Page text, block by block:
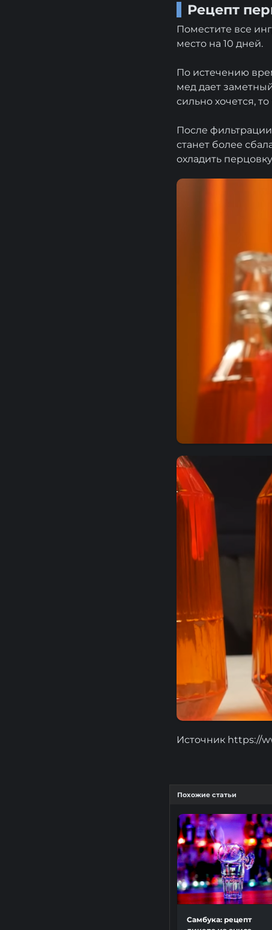
Рецепт
Поместите все
место на 10 дней.
По истечению
мед дает
сильно хочется,
После
станет более
охладить
Источник https://
Похожие статьи
Самбука: рецепт